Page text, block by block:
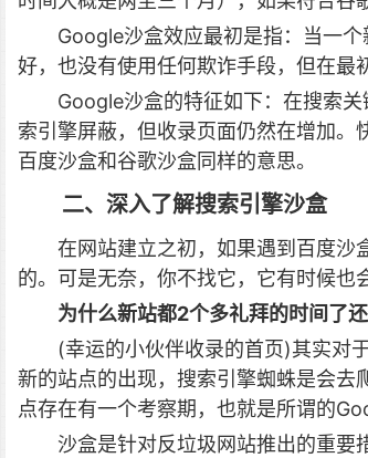
Google沙盒效应最初是指：当一
好，也没有使用任何欺诈手段，但在最
Google沙盒的特征如下：在搜索
索引擎屏蔽，但收录页面仍然在增加。
百度沙盒和谷歌沙盒同样的意思。
二、深入了解搜索引擎沙盒
在网站建立之初，如果遇到百度沙
的。可是无奈，你不找它，它有时候也
为什么新站都2个多礼拜的时间了
(幸运的小伙伴收录的首页)其实对
新的站点的出现，搜索引擎蜘蛛是会去
点存在有一个考察期，也就是所谓的
沙盒是针对反垃圾网站推出的重要